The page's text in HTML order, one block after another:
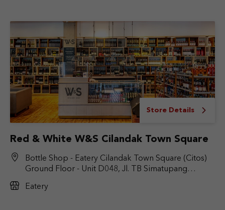
Store Details
Red & White W&S Cilandak Town Square
Bottle Shop - Eatery Cilandak Town Square (Citos)
Ground Floor - Unit D048, Jl. TB Simatupang
Jakarta Selatan, DKI Jakarta 12430
Eatery